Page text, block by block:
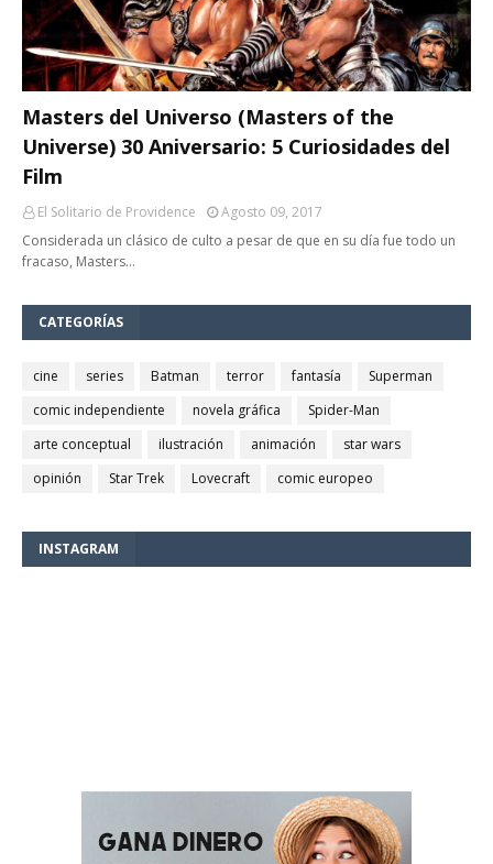
Masters del Universo (Masters of the
Universe) 30 Aniversario: 5 Curiosidades del
Film
El Solitario de Providence
Agosto 09, 2017
Considerada un clásico de culto a pesar de que en su día fue todo un
fracaso, Masters…
CATEGORÍAS
cine series Batman terror fantasía
Superman
comic independiente
novela gráfica
Spider-Man
arte conceptual
ilustración animación
star wars
opinión
Star Trek Lovecraft comic europeo
INSTAGRAM